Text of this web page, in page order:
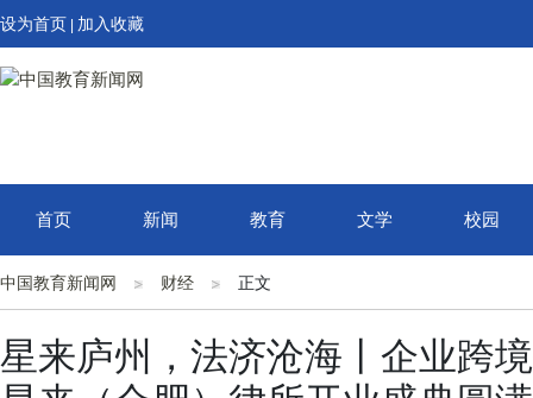
设为首页 加入收藏
首页 新闻 教育 文学 校园
中国教育新闻网 财经 正文
星来庐州，法济沧海丨企业跨